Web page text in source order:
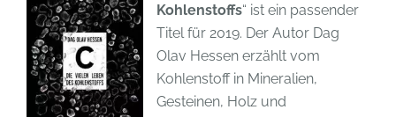
Kohlenstoffs“ ist ein passender
Titel für 2019. Der Autor Dag
Olav Hessen erzählt vom
Kohlenstoff in Mineralien,
Gesteinen, Holz und